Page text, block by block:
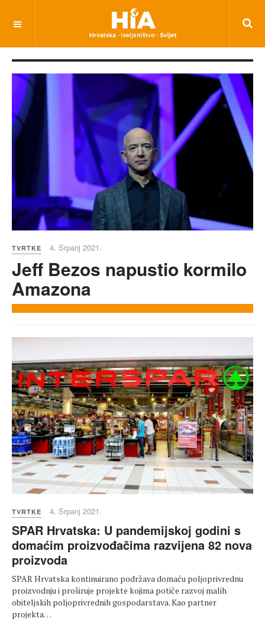
TVRTKE 4. Srpanj 2021.
Jeff Bezos napustio kormilo
Amazona
TVRTKE 4. Srpanj 2021.
SPAR Hrvatska: U pandemijskoj godini s
domaćim proizvođačima razvijena 82 nova
proizvoda
SPAR Hrvatska kontinuirano podržava domaću poljoprivrednu
proizvodnju i proširuje projekte kojima potiče razvoj malih
obiteljskih poljoprivrednih gospodarstava. Kao partner
projekta…